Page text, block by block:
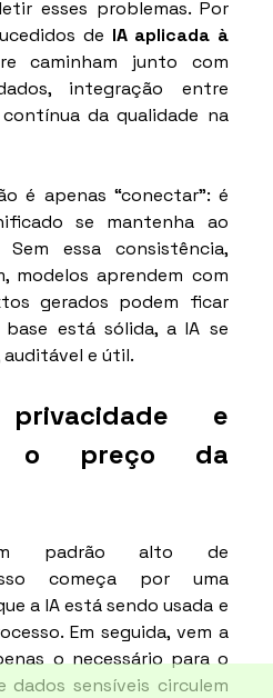
esses problemas. Por
de IA aplicada à
caminham junto com
integração entre
da qualidade na
é apenas “conectar”: é
se mantenha ao
essa consistência,
modelos aprendem com
gerados podem ficar
está sólida, a IA se
e útil.
privacidade e
o preço da
padrão alto de
começa por uma
a IA está sendo usada e
Em seguida, vem a
o necessário para o
sensíveis circulem